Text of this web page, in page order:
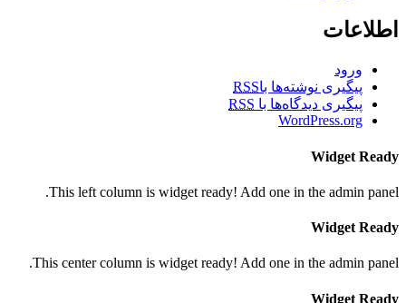
اطلاعات
ورود
پیگیری نوشته‌ها باRSS
پیگیری دیدگاه‌ها با RSS
WordPress.org
Widget Ready
This left column is widget ready! Add one in the admin panel.
Widget Ready
This center column is widget ready! Add one in the admin panel.
Widget Ready